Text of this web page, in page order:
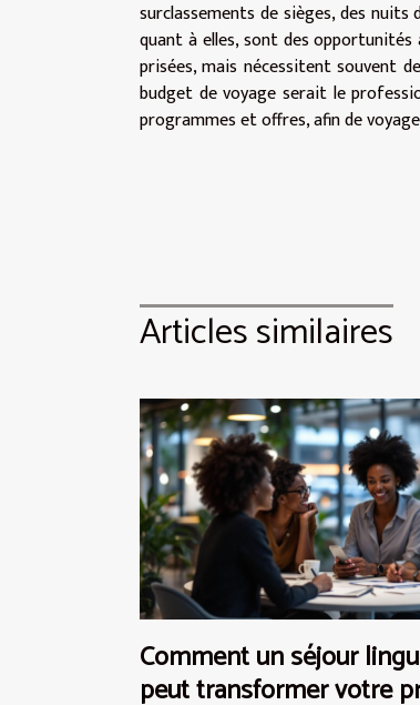
surclassements de sièges, des
quant à elles, sont des
prisées, mais nécessitent souvent
budget de voyage serait le
programmes et offres, afin de
Articles similaires
Comment un séjour
peut transformer votre